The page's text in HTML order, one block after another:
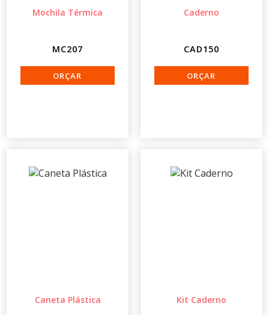
Mochila Térmica
MC207
Caderno
CAD150
Caneta Plástica Kit Caderno